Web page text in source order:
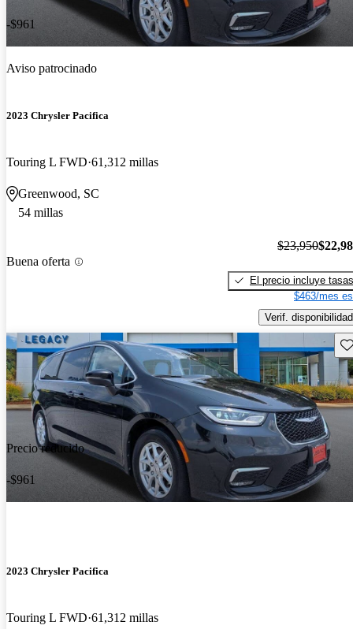
-$961
Aviso patrocinado
2023 Chrysler Pacifica
Touring L FWD 61,312 millas
Greenwood, SC
54 millas
Buena oferta
$23,950
El precio incluye tasas
$463/mes
Verif. disponibilidad
Precio reducido
-$961
2023 Chrysler Pacifica
Touring L FWD 61,312 millas